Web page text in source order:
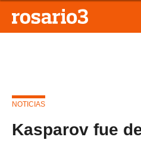
NOTICIAS
Kasparov fue